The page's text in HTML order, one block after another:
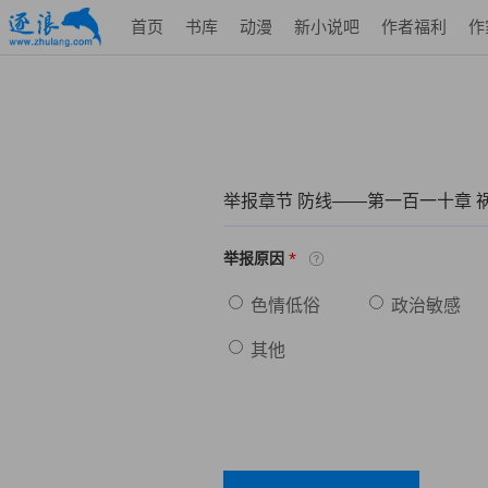
首页 书库 动漫 新小说吧 作者福利 作
举报章节 防线——第一百一十章
举报原因 *
色情低俗 政治敏感
其他